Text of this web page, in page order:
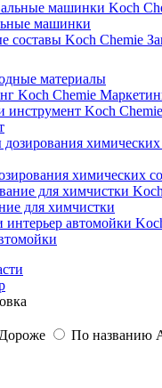
машинки
материалы
химических
для химчистки
Дороже По